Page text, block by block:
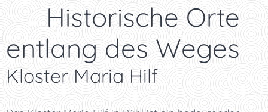
🏰 Historische Orte
entlang des Weges
Kloster Maria Hilf